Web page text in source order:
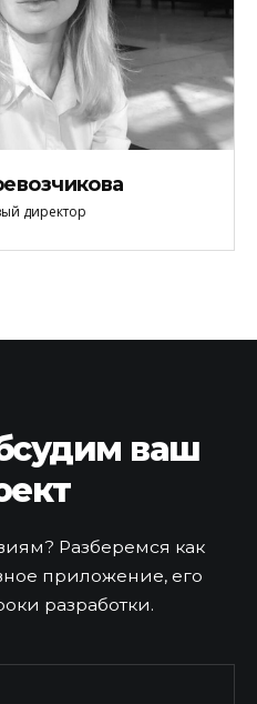
директор
ваш
Разберемся как
приложение, его
разработки.